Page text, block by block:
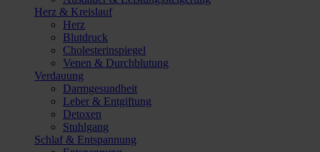
Herz & Kreislauf
Herz
Blutdruck
Cholesterinspiegel
Venen & Durchblutung
Verdauung
Darmgesundheit
Leber & Entgiftung
Detoxen
Stuhlgang
Schlaf & Entspannung